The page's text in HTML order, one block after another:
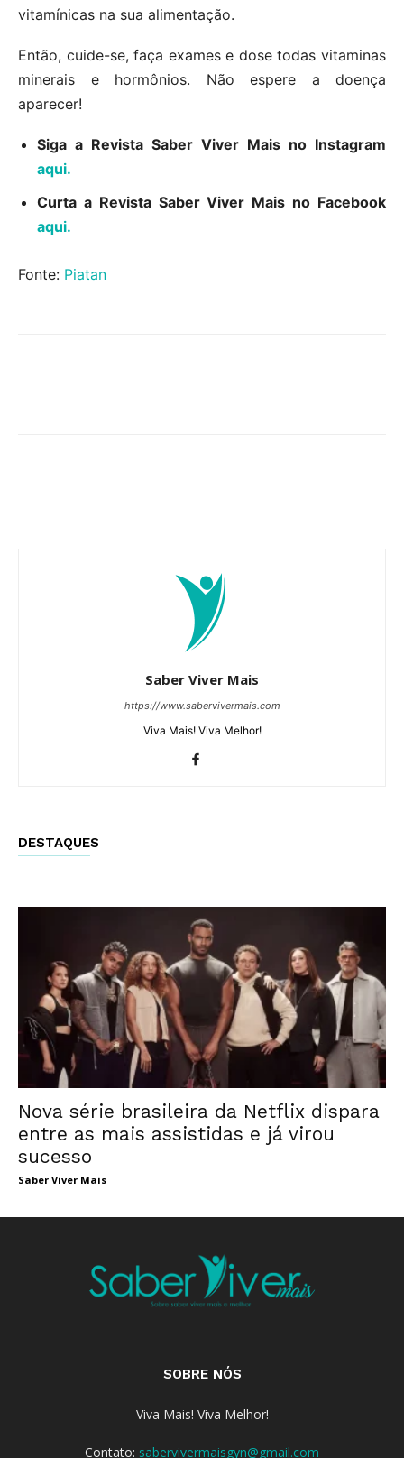
vitamínicas na sua alimentação.
Então, cuide-se, faça exames e dose todas vitaminas
minerais e hormônios. Não espere a doença
aparecer!
Siga a Revista Saber Viver Mais no Instagram
aqui.
Curta a Revista Saber Viver Mais no Facebook
aqui.
Fonte: Piatan
Saber Viver Mais
https://www.sabervivermais.com
Viva Mais! Viva Melhor!
DESTAQUES
Nova série brasileira da Netflix dispara
entre as mais assistidas e já virou
sucesso
Saber Viver Mais
SOBRE NÓS
Viva Mais! Viva Melhor!
Contato: sabervivermaisgyn@gmail.com